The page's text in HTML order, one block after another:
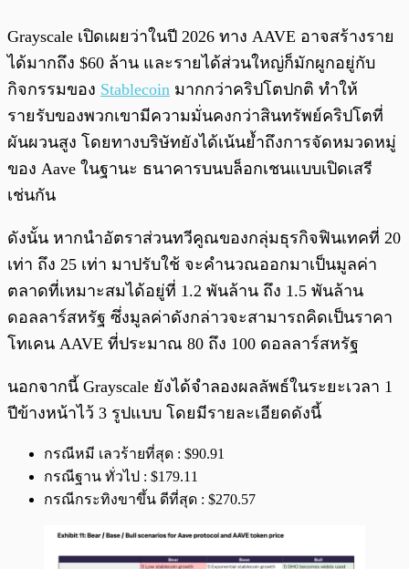
Grayscale เปิดเผยว่าในปี 2026 ทาง AAVE อาจสร้างราย
ได้มากถึง $60 ล้าน และรายได้ส่วนใหญ่ก็มักผูกอยู่กับ
กิจกรรมของ Stablecoin มากกว่าคริปโตปกติ ทำให้
รายรับของพวกเขามีความมั่นคงกว่าสินทรัพย์คริปโตที่
ผันผวนสูง โดยทางบริษัทยังได้เน้นย้ำถึงการจัดหมวดหมู่
ของ Aave ในฐานะ ธนาคารบนบล็อกเชนแบบเปิดเสรี
เช่นกัน
ดังนั้น หากนำอัตราส่วนทวีคูณของกลุ่มธุรกิจฟินเทคที่ 20
เท่า ถึง 25 เท่า มาปรับใช้ จะคำนวณออกมาเป็นมูลค่า
ตลาดที่เหมาะสมได้อยู่ที่ 1.2 พันล้าน ถึง 1.5 พันล้าน
ดอลลาร์สหรัฐ ซึ่งมูลค่าดังกล่าวจะสามารถคิดเป็นราคา
โทเคน AAVE ที่ประมาณ 80 ถึง 100 ดอลลาร์สหรัฐ
นอกจากนี้ Grayscale ยังได้จำลองผลลัพธ์ในระยะเวลา 1
ปีข้างหน้าไว้ 3 รูปแบบ โดยมีรายละเอียดดังนี้
กรณีหมี เลวร้ายที่สุด : $90.91
กรณีฐาน ทั่วไป : $179.11
กรณีกระทิงขาขึ้น ดีที่สุด : $270.57